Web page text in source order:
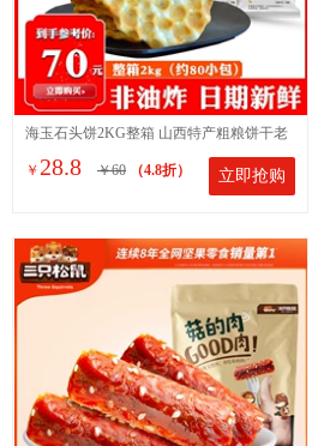
海玉石头饼2KG整箱 山西特产粗粮饼干老
饼坊手工石子馍零食品包邮
￥ 28.8 ￥60 （4.8折） 立即抢购